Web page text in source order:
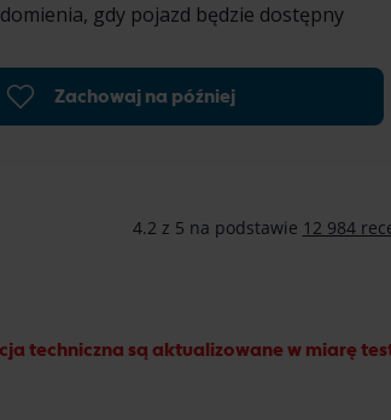
gdy pojazd będzie dostępny
Zachowaj na później
techniczna są aktualizowane w miarę